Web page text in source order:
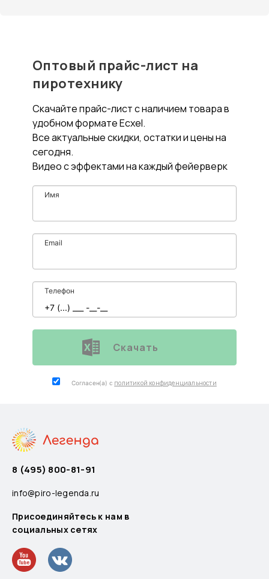
Оптовый прайс-лист на
пиротехнику
Скачайте прайс-лист с наличием товара в
удобном формате Ecxel.
Все актуальные скидки, остатки и цены на
сегодня.
Видео с эффектами на каждый фейерверк
Имя
Email
Телефон
Скачать
Согласен(а) с политикой конфиденциальности
8 (495) 800-81-91
info@piro-legenda.ru
Присоединяйтесь к нам в
социальных сетях